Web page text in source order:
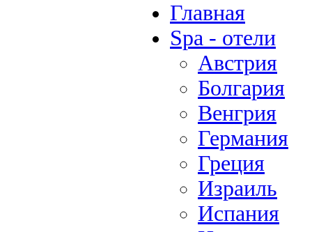
Главная
Spa - отели
Австрия
Болгария
Венгрия
Германия
Греция
Израиль
Испания